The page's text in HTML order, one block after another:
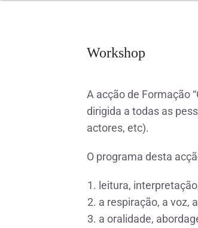
Workshop
A acção de Formação
dirigida a todas as
actores, etc).
O programa desta
leitura,
a respiração, a voz,
a oralidade,